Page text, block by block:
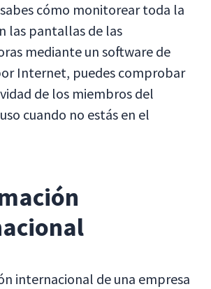
cómo monitorear toda la
las pantallas de las
mediante un software de
Internet, puedes comprobar
de los miembros del
cuando no estás en el
internacional de una empresa